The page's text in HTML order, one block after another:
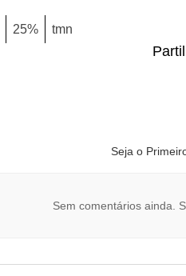
25% tmn
Seja o
Sem comentários ainda.